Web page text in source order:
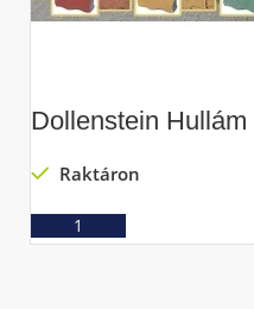
Dollenstein Hullám
Raktáron